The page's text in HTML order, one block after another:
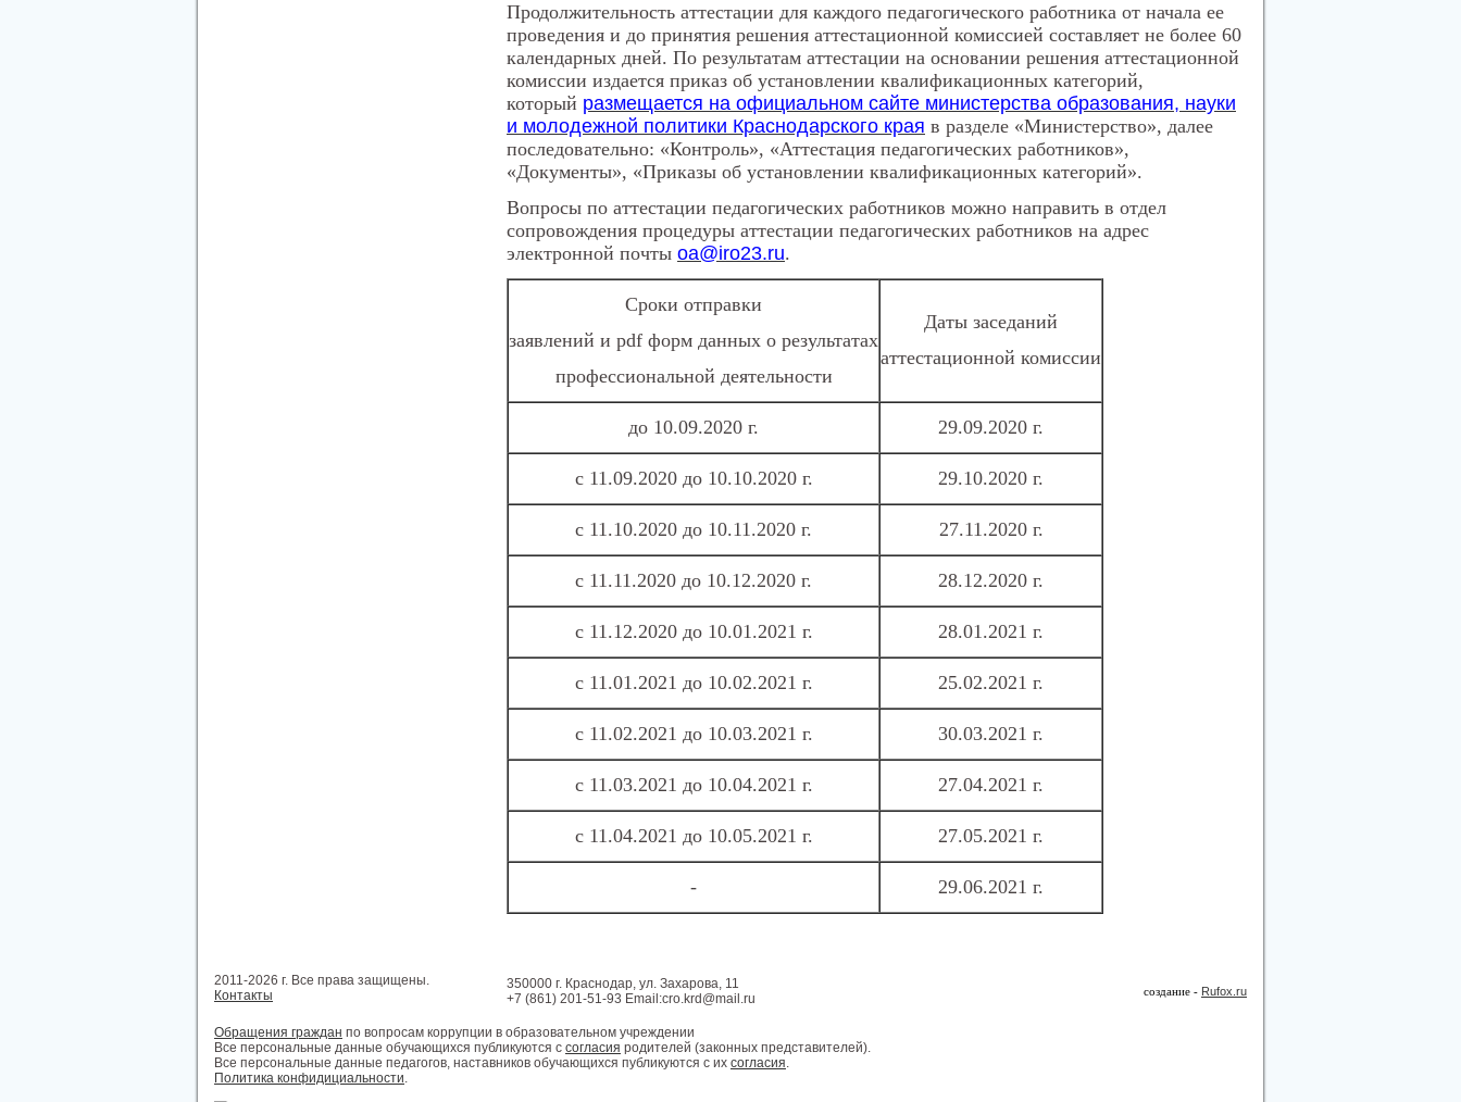
Продолжительность аттестации для каждого педагогического работника от начала ее
проведения и до принятия решения аттестационной комиссией составляет не более 60
календарных дней. По результатам аттестации на основании решения аттестационной
комиссии издается приказ об установлении квалификационных категорий,
который размещается на официальном сайте министерства образования, науки
и молодежной политики Краснодарского края в разделе «Министерство», далее
последовательно: «Контроль», «Аттестация педагогических работников»,
«Документы», «Приказы об установлении квалификационных категорий».
Вопросы по аттестации педагогических работников можно направить в отдел
сопровождения процедуры аттестации педагогических работников на адрес
электронной почты oa@iro23.ru.
Сроки отправки
заявлений и pdf форм данных о результатах
профессиональной деятельности
Даты заседаний
аттестационной комиссии
до 10.09.2020 г. 29.09.2020 г.
с 11.09.2020 до 10.10.2020 г. 29.10.2020 г.
с 11.10.2020 до 10.11.2020 г. 27.11.2020 г.
с 11.11.2020 до 10.12.2020 г. 28.12.2020 г.
с 11.12.2020 до 10.01.2021 г. 28.01.2021 г.
с 11.01.2021 до 10.02.2021 г. 25.02.2021 г.
с 11.02.2021 до 10.03.2021 г. 30.03.2021 г.
с 11.03.2021 до 10.04.2021 г. 27.04.2021 г.
с 11.04.2021 до 10.05.2021 г. 27.05.2021 г.
- 29.06.2021 г.
2011-2026 г. Все права защищены.
Контакты
350000 г. Краснодар, ул. Захарова, 11
+7 (861) 201-51-93 Email:cro.krd@mail.ru
создание - Rufox.ru
Обращения граждан по вопросам коррупции в образовательном учреждении
Все персональные данные обучающихся публикуются с согласия родителей (законных представителей).
Все персональные данные педагогов, наставников обучающихся публикуются с их согласия.
Политика конфидициальности.